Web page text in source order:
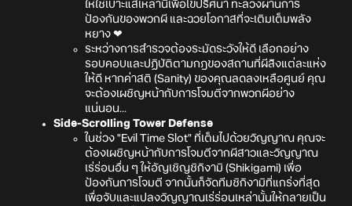
ให้ใช้เบาะแสเหล่านี้เพื่อไขปริศนา ทะลวงผ่านการ
ป้องกันของพวกผี และฉวยโอกาสที่จะเติมเต็มพลัง
หยาง ❤
ระหว่างการสำรวจต้องระมัดระวังให้ดี เลือกอย่าง
รอบคอบและปฏิบัติตามกฎของสถานที่ผีสิงแต่ละแห่ง
ให้ดี หากค่าสติ (Sanity) ของคุณลดลงเหลือศูนย์ คุณ
จะต้องเผชิญหน้ากับการโจมตีจากพวกผีอย่าง
แน่นอน...
Side-Scrolling Tower Defense
ในช่วง "Evil Time Slot" ที่เต็มไปด้วยวิญญาณ คุณจะ
ต้องเผชิญหน้ากับการโจมตีจากผีสาวและวิญญาณ
เร่ร่อนอื่น ๆ ให้อัญเชิญชิกิงามิ (Shikigami) เพื่อ
ป้องกันการโจมตี จากนั้นก็จัดทีมชิกิงามิที่แกร่งที่สุด
เพื่อจับและแปลงวิญญาณเร่ร่อนเหล่านั้นให้กลายเป็น